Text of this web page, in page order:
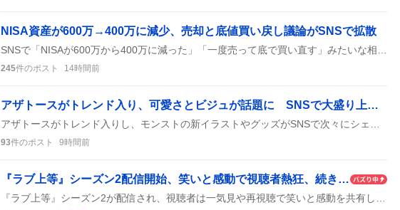
NISA資産が600万→400万に減少、売却と底値買い戻し議論がSNSで拡散
245件のポスト 14時間前
アザトースがトレンド入り、可愛さとビジュが話題に SNSで大盛り上がり、グッズ欲求も急上昇
93件のポスト 9時間前
『ラブ上等』シーズン2配信開始、笑いと感動で視聴者熱狂、続きへの期待も高まる